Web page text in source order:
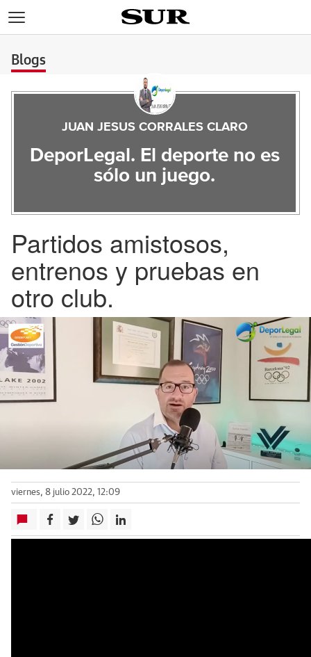
Blogs
JUAN JESUS CORRALES CLARO
DeporLegal. El deporte no es
sólo un juego.
Partidos amistosos,
entrenos y pruebas en
otro club.
viernes, 8 julio 2022, 12:09